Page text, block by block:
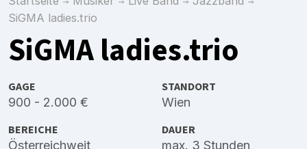
SiGMA ladies.trio
SiGMA ladies.trio
GAGE
900 - 2.000 €
STANDORT
Wien
BEREICHE
Österreichweit
DAUER
max. 3 Stunden